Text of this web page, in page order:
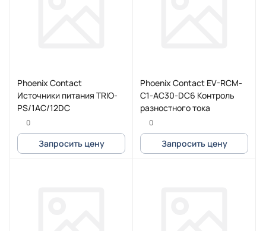
Phoenix Contact
Источники питания TRIO-
PS/1AC/12DC
0
Запросить цену
Phoenix Contact EV-RCM-
C1-AC30-DC6 Контроль
разностного тока
0
Запросить цену